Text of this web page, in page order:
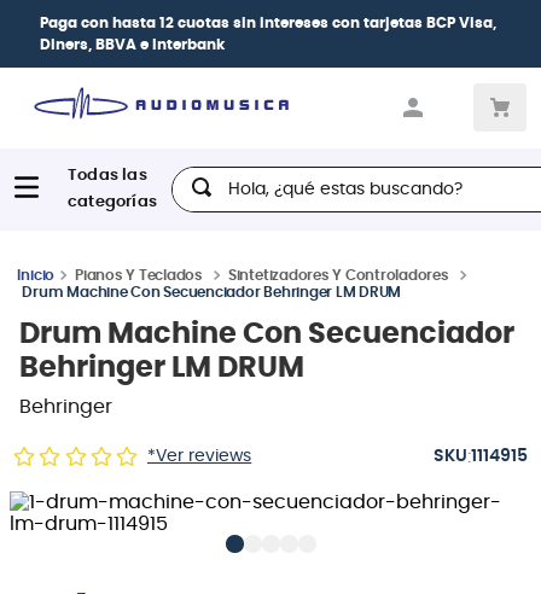
Paga con hasta 12 cuotas sin intereses con tarjetas BCP Visa,
Diners, BBVA e Interbank
Hola, ¿qué estas buscando?
Pianos Y Teclados
Sintetizadores Y Controladores
Drum Machine Con Secuenciador Behringer LM DRUM
Drum Machine Con Secuenciador
Behringer LM DRUM
Behringer
*Ver reviews :1114915